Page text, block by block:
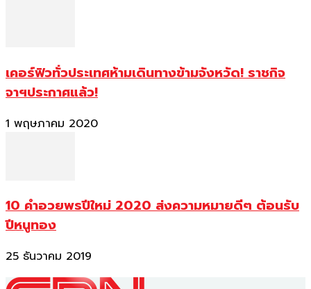
เคอร์ฟิวทั่วประเทศห้ามเดินทางข้ามจังหวัด! ราชกิจ
จาฯประกาศแล้ว!
1 พฤษภาคม 2020
10 คำอวยพรปีใหม่ 2020 ส่งความหมายดีๆ ต้อนรับ
ปีหนูทอง
25 ธันวาคม 2019